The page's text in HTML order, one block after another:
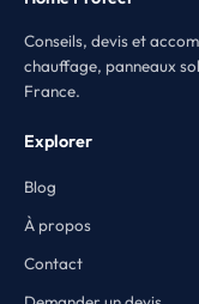
Conseils, devis et
chauffage, panneaux
France.
Explorer
Blog
À propos
Contact